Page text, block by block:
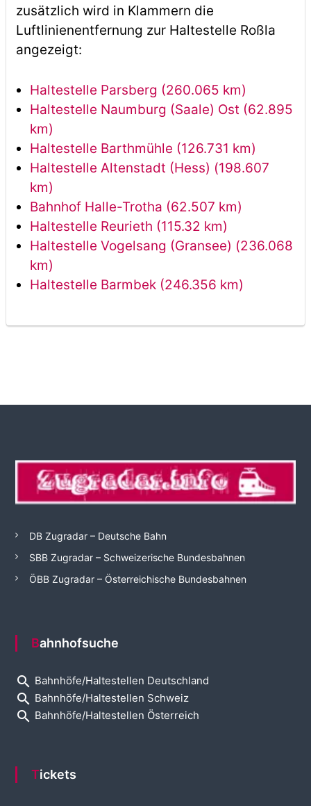
zusätzlich wird in Klammern die
Luftlinienentfernung zur Haltestelle Roßla
angezeigt:
Haltestelle Parsberg (260.065 km)
Haltestelle Naumburg (Saale) Ost (62.895
km)
Haltestelle Barthmühle (126.731 km)
Haltestelle Altenstadt (Hess) (198.607
km)
Bahnhof Halle-Trotha (62.507 km)
Haltestelle Reurieth (115.32 km)
Haltestelle Vogelsang (Gransee) (236.068
km)
Haltestelle Barmbek (246.356 km)
DB Zugradar – Deutsche Bahn
SBB Zugradar – Schweizerische Bundesbahnen
ÖBB Zugradar – Österreichische Bundesbahnen
Bahnhofsuche
search Bahnhöfe/Haltestellen Deutschland
search Bahnhöfe/Haltestellen Schweiz
search Bahnhöfe/Haltestellen Österreich
Tickets